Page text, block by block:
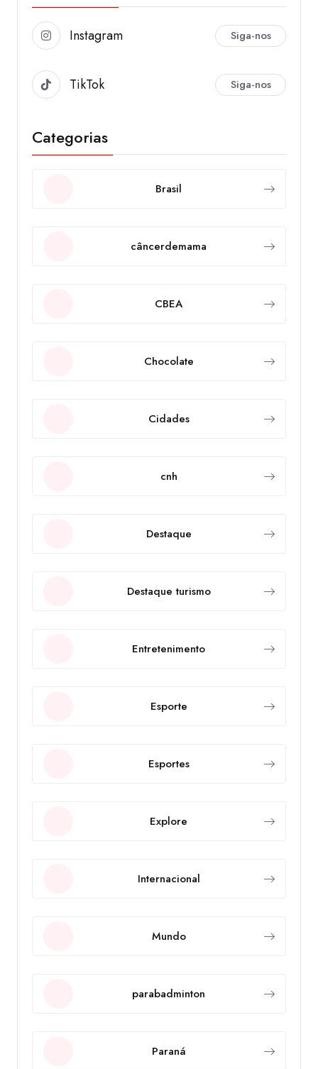
Instagram Siga-nos
TikTok Siga-nos
Categorias
Brasil
câncerdemama
CBEA
Chocolate
Cidades
cnh
Destaque
Destaque turismo
Entretenimento
Esporte
Esportes
Explore
Internacional
Mundo
parabadminton
Paraná